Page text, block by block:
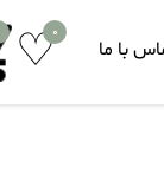
با ما
0